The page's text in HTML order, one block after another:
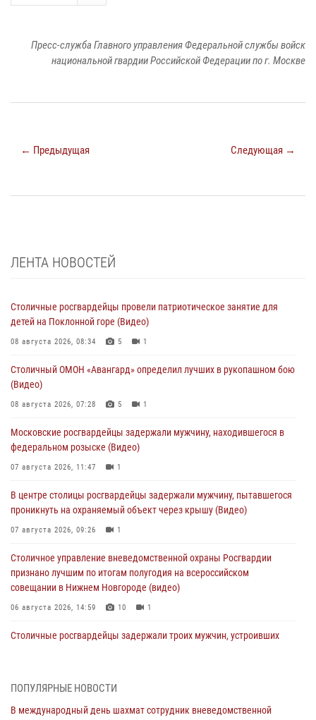
Пресс-служба Главного управления Федеральной службы войск
национальной гвардии Российской Федерации по г. Москве
← Предыдущая Следующая →
ЛЕНТА НОВОСТЕЙ
Столичные росгвардейцы провели патриотическое занятие для
детей на Поклонной горе (Видео)
08 августа 2026, 08:34 5 1
Столичный ОМОН «Авангард» определил лучших в рукопашном бою
(Видео)
08 августа 2026, 07:28 5 1
Московские росгвардейцы задержали мужчину, находившегося в
федеральном розыске (Видео)
07 августа 2026, 11:47 1
В центре столицы росгвардейцы задержали мужчину, пытавшегося
проникнуть на охраняемый объект через крышу (Видео)
07 августа 2026, 09:26 1
Столичное управление вневедомственной охраны Росгвардии
признано лучшим по итогам полугодия на всероссийском
совещании в Нижнем Новгороде (видео)
06 августа 2026, 14:59 10 1
Столичные росгвардейцы задержали троих мужчин, устроивших
матче в Москве обеспечила Росгвардия (видео)
ПОПУЛЯРНЫЕ НОВОСТИ
В международный день шахмат сотрудник вневедомственной